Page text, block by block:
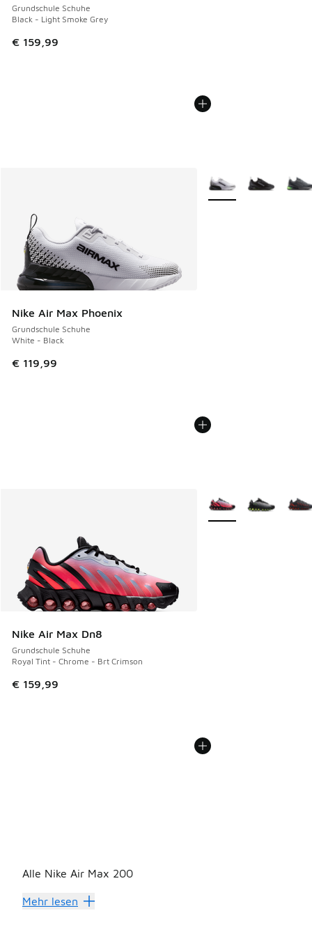
Grundschule Schuhe
Black - Light Smoke Grey
€ 159,99
Nike Air Max Phoenix
Grundschule Schuhe
White - Black
€ 119,99
Weitere Farben
Nike Air Max Dn8
Grundschule Schuhe
Royal Tint - Chrome - Brt Crimson
€ 159,99
Weitere Farben
Alle Nike Air Max 200
Nike Air Max 200:
Mehr lesen